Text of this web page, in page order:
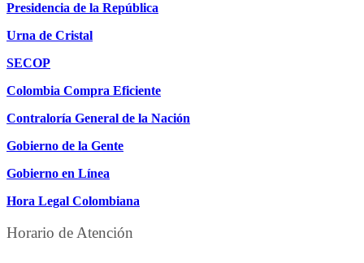
Presidencia de la República
Urna de Cristal
SECOP
Colombia Compra Eficiente
Contraloría General de la Nación
Gobierno de la Gente
Gobierno en Línea
Hora Legal Colombiana
Horario de Atención